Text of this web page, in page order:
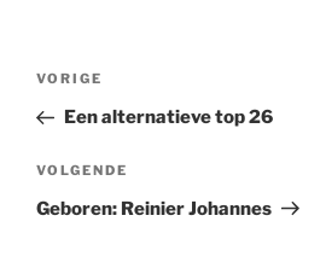
Berichtnavigatie
Vorig
bericht
VORIGE
Een alternatieve top 26
Volgend
bericht
VOLGENDE
Geboren: Reinier Johannes